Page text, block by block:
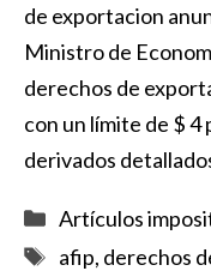
de exportacion
Ministro de
derechos de
con un límite de $ 4
derivados
Categorías
Artículos
Etiquetas
afip, derechos